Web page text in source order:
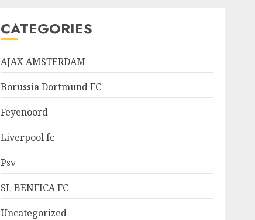
CATEGORIES
AJAX AMSTERDAM
Borussia Dortmund FC
Feyenoord
Liverpool fc
Psv
SL BENFICA FC
Uncategorized